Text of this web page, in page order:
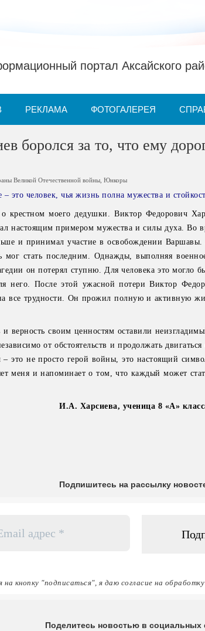
портал Аксайского
РЕКЛАМА ФОТОГАЛЕРЕЯ
боролся за то, что ему
Великой Отечественной войны ,Юнкоры
– это человек, чья жизнь полна мужества и
о крестном моего дедушки. Виктор Федорович
настоящим примером мужества и силы духа. Во
и принимал участие в освобождении Варшавы.
мог стать последним. Однажды, выполняя
он потерял ступню. Для человека это могло
него. После этой ужасной потери Виктор
все трудности. Он прожил полную и активную
и верность своим ценностям оставили
от обстоятельств и продолжать
– это не просто герой войны, это настоящий
меня и напоминает о том, что каждый может
И.А. Харсиева, ученица 8 «А»
Подпишитесь на рассылку
кнопку "подписаться", я даю согласие на
Поделитесь новостью в социальных